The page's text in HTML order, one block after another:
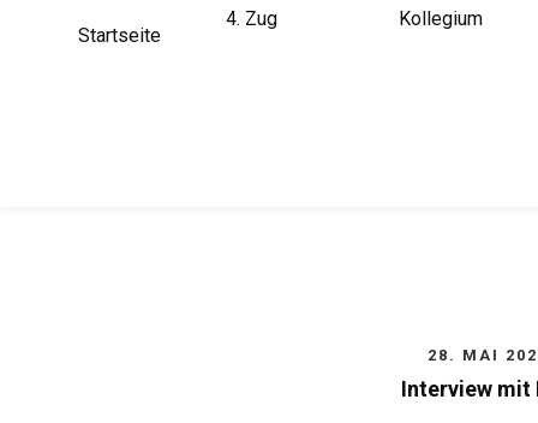
Startseite
4. Zug Kollegium
28. MAI
Interview mit